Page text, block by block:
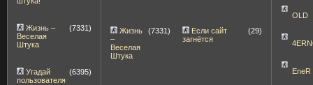
Жизнь –
Веселая
Штука
(7331)
Угадай
пользователя
(6395)
Жизнь
–
Веселая
Штука
(7331)
Если сайт
загнётся
(29)
OLD
EneR